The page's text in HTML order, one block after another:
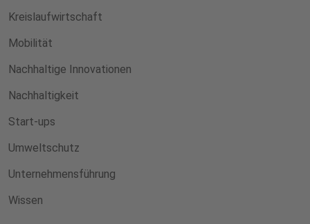
Kreislaufwirtschaft
Mobilität
Nachhaltige Innovationen
Nachhaltigkeit
Start-ups
Umweltschutz
Unternehmensführung
Wissen